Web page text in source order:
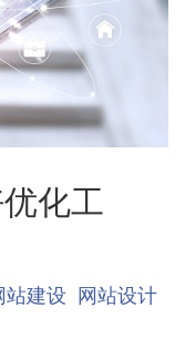
化工
站建设
网站设计